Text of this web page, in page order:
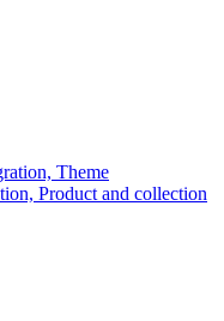
Theme
Product and collection